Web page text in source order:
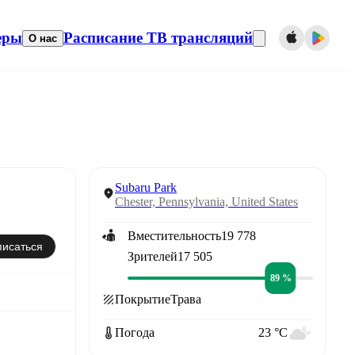
О нас Расписание ТВ трансляций
Subaru Park
Chester, Pennsylvania, United States
Вместительность19 778
Зрителей17 505
89 %
ПокрытиеТрава
Погода 23 °C